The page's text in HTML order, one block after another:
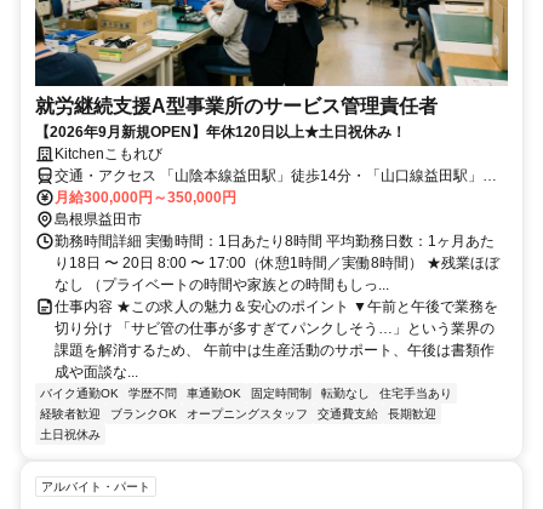
就労継続支援A型事業所のサービス管理責任者
【2026年9月新規OPEN】年休120日以上★土日祝休み！
Kitchenこもれび
交通・アクセス 「山陰本線益田駅」徒歩14分・「山口線益田駅」徒
歩14分・「山口線本俣賀駅」車15分
月給300,000円～350,000円
島根県益田市
勤務時間詳細 実働時間：1日あたり8時間 平均勤務日数：1ヶ月あた
り18日 〜 20日 8:00 〜 17:00（休憩1時間／実働8時間） ★残業ほぼ
なし （プライベートの時間や家族との時間もしっ...
仕事内容 ★この求人の魅力＆安心のポイント ▼午前と午後で業務を
切り分け 「サビ管の仕事が多すぎてパンクしそう…」という業界の
課題を解消するため、 午前中は生産活動のサポート、午後は書類作
成や面談な...
バイク通勤OK 学歴不問 車通勤OK 固定時間制 転勤なし
住宅手当あり
経験者歓迎
ブランクOK オープニングスタッフ 交通費支給
長期歓迎
土日祝休み
アルバイト・パート